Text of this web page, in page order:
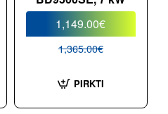
1,149.00€
1,365.00€
PIRKTI